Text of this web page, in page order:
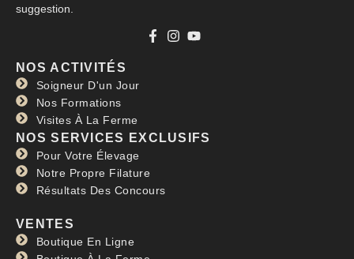
suggestion.
NOS ACTIVITÉS
Soigneur D'un Jour
Nos Formations
Visites À La Ferme
NOS SERVICES EXCLUSIFS
Pour Votre Élevage
Notre Propre Filature
Résultats Des Concours
VENTES
Boutique En Ligne